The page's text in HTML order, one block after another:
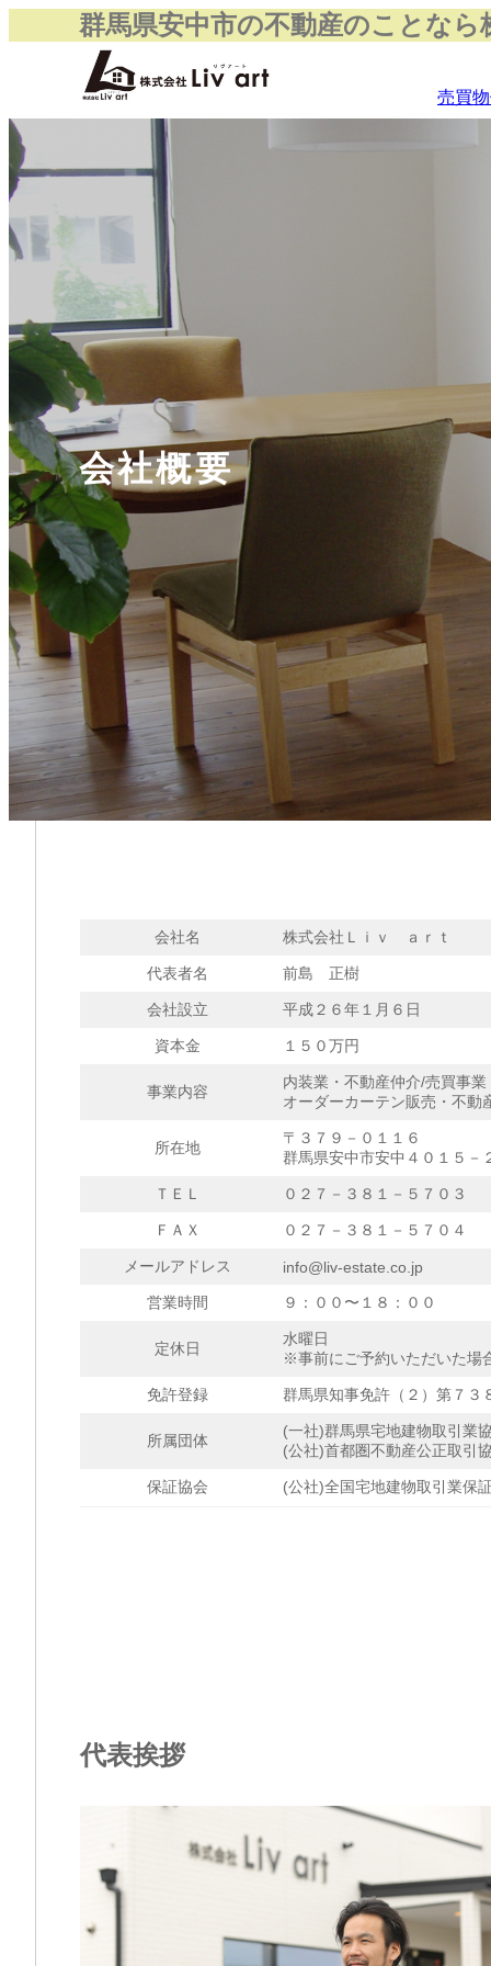
群馬県安中市の不動産のことな
売買
会社概要
会社名 株式会社Ｌｉｖ ａｒｔ
代表者名 前島 正樹
会社設立 平成２６年１月６日
資本金 １５０万円
事業内容
内装業・不動産仲介/売買事
オーダーカーテン販売・不動
所在地
〒３７９－０１１６
群馬県安中市安中４０１５－
ＴＥＬ ０２７－３８１－５７０３
ＦＡＸ ０２７－３８１－５７０４
メールアドレス
info@liv-estate.co.jp
営業時間
９：００〜１８：００
定休日
水曜日
※事前にご予約いただいた場
免許登録 群馬県知事免許（２）第７３
所属団体
(一社)群馬県宅地建物取引業
(公社)首都圏不動産公正取引
保証協会 (公社)全国宅地建物取引業保
代表挨拶